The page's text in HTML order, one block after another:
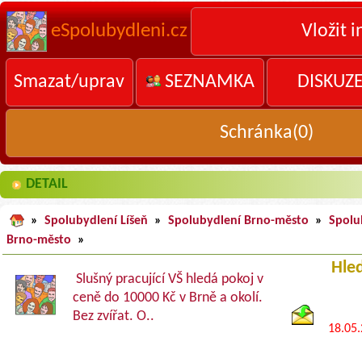
eSpolubydleni.cz Vložit
Smazat/uprav SEZNAMKA
Schránka(0)
DETAIL
» Spolubydlení Líšeň » Spolubydlení Brno-město »
Brno-město
»
Slušný pracující VŠ hledá pokoj v
ceně do 10000 Kč v Brně a okolí.
Bez zvířat. O..